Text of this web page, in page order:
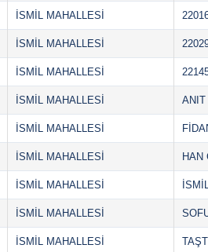
İSMİL MAHALLESİ
İSMİL MAHALLESİ
İSMİL MAHALLESİ
İSMİL MAHALLESİ ANIT
İSMİL MAHALLESİ
İSMİL MAHALLESİ HAN
İSMİL MAHALLESİ
İSMİL MAHALLESİ
İSMİL MAHALLESİ